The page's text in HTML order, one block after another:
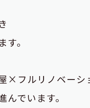
。
×フルリノベーシ
でいます。